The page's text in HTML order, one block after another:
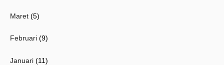
Maret (5)
Februari (9)
Januari (11)